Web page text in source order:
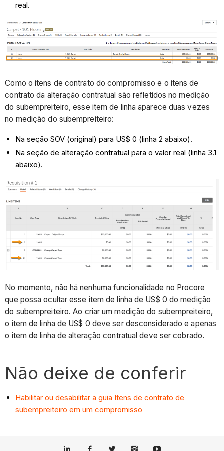
real.
Como o itens de contrato do compromisso e o itens de
contrato da alteração contratual são refletidos no medição
do subempreiteiro, esse item de linha aparece duas vezes
no medição do subempreiteiro:
Na seção SOV (original) para US$ 0 (linha 2 abaixo).
Na seção de alteração contratual para o valor real (linha 3.1
abaixo).
No momento, não há nenhuma funcionalidade no Procore
que possa ocultar esse item de linha de US$ 0 do medição
do subempreiteiro. Ao criar um medição do subempreiteiro,
o item de linha de US$ 0 deve ser desconsiderado e apenas
o item de linha de alteração contratual deve ser cobrado.
Não deixe de conferir
Habilitar ou desabilitar a guia Itens de contrato de
subempreiteiro em um compromisso